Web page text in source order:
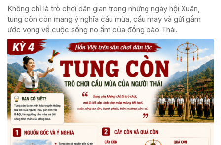
Không chỉ là trò chơi dân gian trong những ngày hội Xuân,
tung còn còn mang ý nghĩa cầu mùa, cầu may và gửi gắm
ước vọng về cuộc sống no ấm của đồng bào Thái.